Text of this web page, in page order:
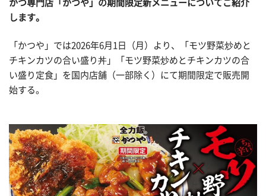
かつ専門店「かつや」の期間限定新メニューについてご紹介
します。
「かつや」では2026年6月1日（月）より、「モツ野菜炒めと
チキンカツの合い盛り丼」「モツ野菜炒めとチキンカツの合
い盛り定食」を国内店舗（一部除く）にて期間限定で販売開
始する。